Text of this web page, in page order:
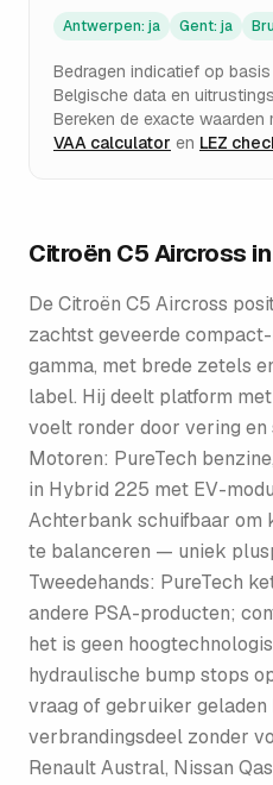
Antwerpen: ja Gent: ja
Bedragen indicatief op
Belgische data en
Bereken de exacte waarden
VAA calculator en LEZ
Citroën C5 Aircross
De Citroën C5 Aircross
zachtst geveerde
gamma, met brede zetels
label. Hij deelt platform
voelt ronder door vering
Motoren: PureTech
in Hybrid 225 met EV-
Achterbank schuifbaar om
te balanceren — uniek
Tweedehands: PureTech
andere PSA-producten;
het is geen
hydraulische bump stops
vraag of gebruiker
verbrandingsdeel zonder
Renault Austral, Nissan